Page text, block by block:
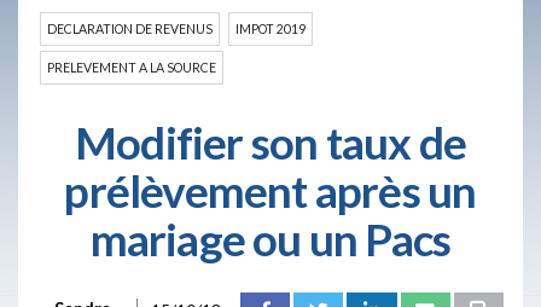
DECLARATION DE REVENUS IMPOT 2019
PRELEVEMENT A LA SOURCE
Modifier son taux de
prélèvement après un
mariage ou un Pacs